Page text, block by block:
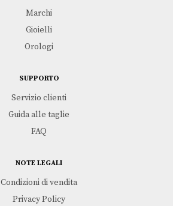
Marchi
Gioielli
Orologi
SUPPORTO
Servizio clienti
Guida alle taglie
FAQ
NOTE LEGALI
Condizioni di vendita
Privacy Policy